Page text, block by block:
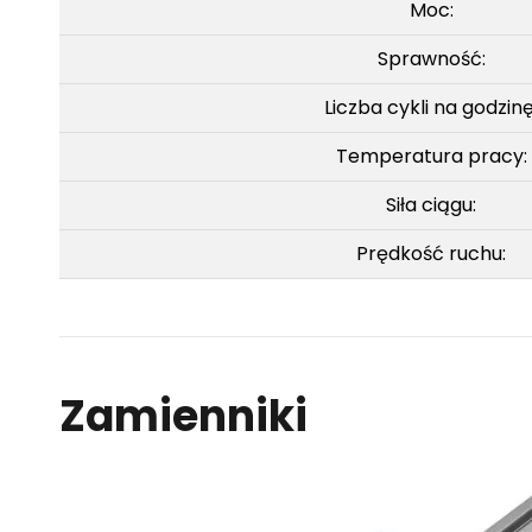
Moc:
Sprawność:
Liczba cykli na
Temperatura pracy:
Siła ciągu:
Prędkość ruchu:
Zamienniki